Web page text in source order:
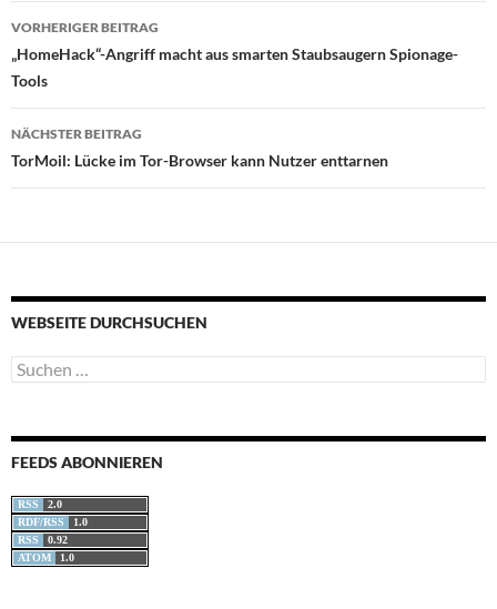
Beitragsnavigation
VORHERIGER BEITRAG
„HomeHack“-Angriff macht aus smarten Staubsaugern Spionage-
Tools
NÄCHSTER BEITRAG
TorMoil: Lücke im Tor-Browser kann Nutzer enttarnen
WEBSEITE DURCHSUCHEN
Suchen
nach:
FEEDS ABONNIEREN
RSS
2.0
RDF/RSS
1.0
RSS
0.92
ATOM
1.0